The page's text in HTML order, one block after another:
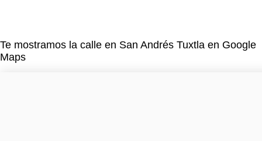
Te mostramos la calle en San Andrés Tuxtla en Google
Maps